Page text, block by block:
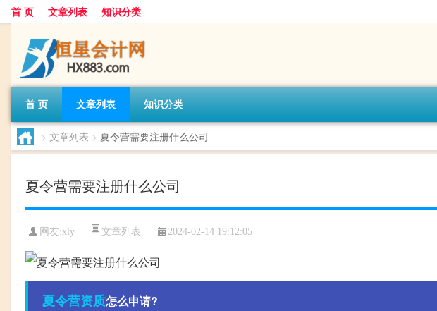
首 页 文章列表 知识分类
首 页 文章列表 知识分类
> 文章列表 > 夏令营需要注册什么公司
夏令营需要注册什么公司
网友:xly 文章列表 2024-02-14 19:12:05
夏令营资质怎么申请?